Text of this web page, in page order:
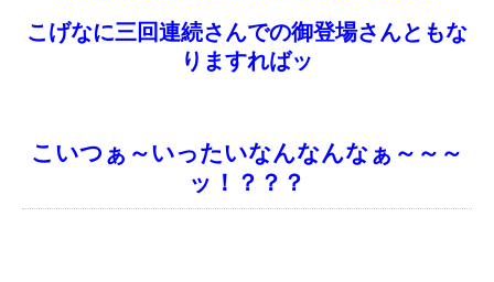
こげなに三回連続さんでの御登場さんともな
りますればッ
こいつぁ～いったいなんなんなぁ～～～
ッ！？？？